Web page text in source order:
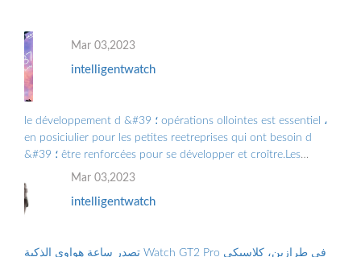
Mar 03,2023
intelligentwatch
le développement d &#39 ؛ opérations ollointes est essentiel ،
en posiciulier pour les petites reetreprises qui ont besoin d
&#39 ؛ être renforcées pour se développer et croître.Les
Grandes Entreprises doiv ...
Mar 03,2023
intelligentwatch
تصدر ساعة هواوي الذكية Watch GT2 Pro في طرازين، كلاسيكي